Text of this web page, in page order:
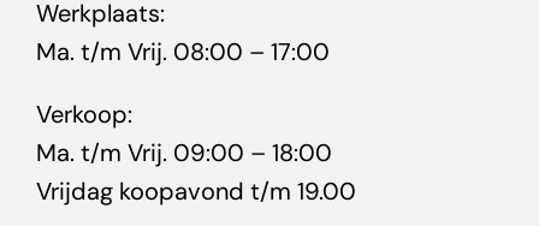
Werkplaats:
Ma. t/m Vrij. 08:00 – 17:00
Verkoop:
Ma. t/m Vrij. 09:00 – 18:00
Vrijdag koopavond t/m 19.00